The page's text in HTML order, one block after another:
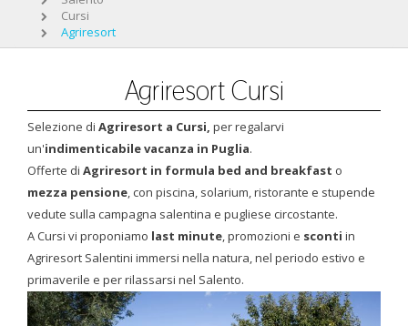
Cursi
Agriresort
Agriresort Cursi
Selezione di Agriresort a Cursi, per regalarvi
un'indimenticabile vacanza in Puglia.
Offerte di Agriresort in formula bed and breakfast o
mezza pensione, con piscina, solarium, ristorante e stupende
vedute sulla campagna salentina e pugliese circostante.
A Cursi vi proponiamo last minute, promozioni e sconti in
Agriresort Salentini immersi nella natura, nel periodo estivo e
primaverile e per rilassarsi nel Salento.